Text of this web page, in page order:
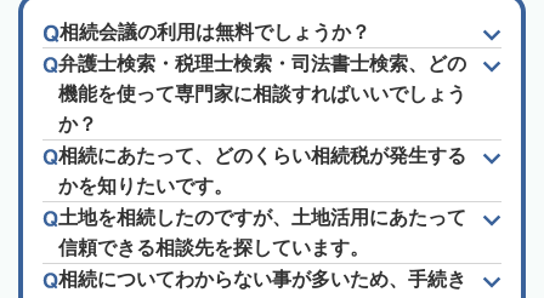
相続会議の利用は無料でしょうか？
弁護士検索・税理士検索・司法書士検索、どの
機能を使って専門家に相談すればいいでしょう
か？
相続にあたって、どのくらい相続税が発生する
かを知りたいです。
土地を相続したのですが、土地活用にあたって
信頼できる相談先を探しています。
相続についてわからない事が多いため、手続き